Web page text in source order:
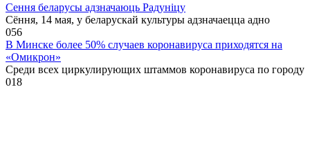
Сення беларусы адзначаюць Радуніцу
Сёння, 14 мая, у беларускай культуры адзначаецца адно
056
В Минске более 50% случаев коронавируса приходятся на
«Омикрон»
Среди всех циркулирующих штаммов коронавируса по городу
018